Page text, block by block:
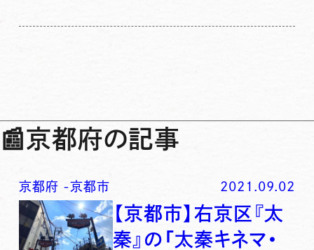
📰京都府の記事
京都府 -京都市 2021.09.02
【京都市】右京区『太
秦』の「太秦キネマ・